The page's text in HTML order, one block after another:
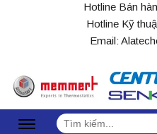
Hotline Bán
Hotline Kỹ
Email:
Tìm
kiếm: